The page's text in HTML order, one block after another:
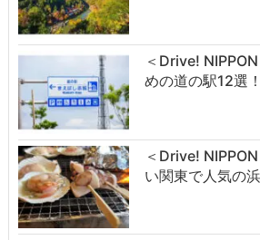
＜Drive!
めの道の駅12選
＜Drive!
い関東で人気の